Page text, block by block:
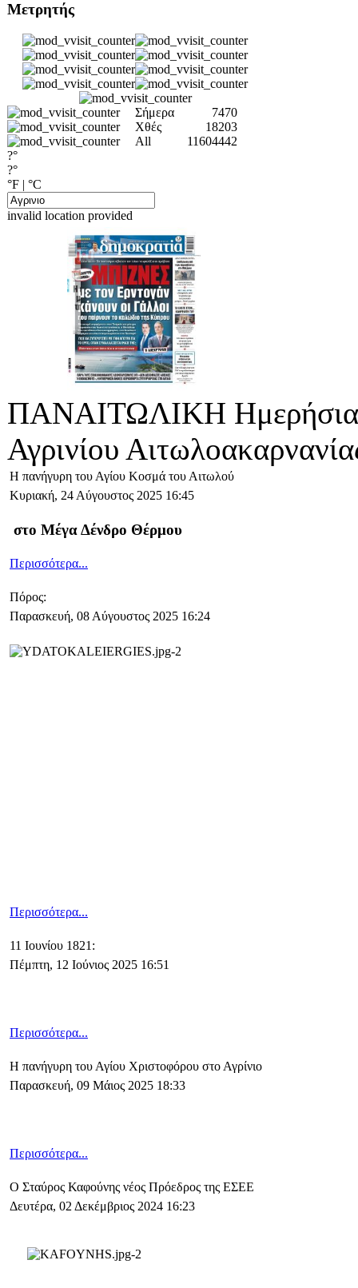
Μετρητής
Σήμερα
7470
Χθές
18203
All
11604442
?°
?°
°F | °C
invalid location provided
ΠΑΝΑΙΤΩΛΙΚΗ Ημερήσια
Αγρινίου
Η πανήγυρη του Αγίου Κοσμά του Αιτωλού
Κυριακή, 24 Αύγουστος 2025 16:45
στο Μέγα Δένδρο Θέρμου
Περισσότερα...
Πόρος:
Παρασκευή, 08 Αύγουστος 2025 16:24
Περισσότερα...
11 Ιουνίου 1821:
Πέμπτη, 12 Ιούνιος 2025 16:51
Περισσότερα...
Η πανήγυρη του Αγίου Χριστοφόρου στο Αγρίνιο
Παρασκευή, 09 Μάιος 2025 18:33
Περισσότερα...
Ο Σταύρος Καφούνης νέος Πρόεδρος της ΕΣΕΕ
Δευτέρα, 02 Δεκέμβριος 2024 16:23